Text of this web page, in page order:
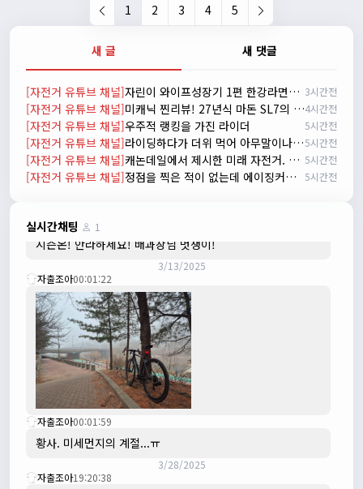
새 글 새 댓글
[자전거 유튜브 채널] 자린이 와이프성장기 1편 한강라면을 먹어보자~ 3시간전
[자전거 유튜브 채널] 미캐닉 찐리뷰! 27년식 마돈 SL7의 비밀4시간전
[자전거 유튜브 채널]우주적 랭킹을 가진 라이더 5시간전
[자전거 유튜브 채널] 라이딩하다가 더위 먹어 아무말이나 하는 신빵 인터뷰5시간전
[자전거 유튜브 채널] 캐논데일에서 제시한 미래 자전거. 캐논데일 시냅스 시승 리뷰 5시간전
[자전거 유튜브 채널] 정점을 찍은 적이 없는데 에이징커브라고? 5시간전
실시간채팅 1
2/20/2025
시즌이 곧 다가오네요 ^^ 모두 안전한 라이딩 하시기 바랍니
다
2/22/2025
자출조아18:44:23
넵!! 잔차나라도 시즌온과 함께 바쁜 하루하루 보내세요~~
3/1/2025
자출조아08:54:33
수도권은 3.1절 연휴 비소식...ㅠ ㅠ
JIWOON23:26:13
시즌온! 안라하세요! 배과장님 멋쟁이!
3/13/2025
자출조아00:01:22
자출조아00:01:59
황사. 미세먼지의 계절...ㅠ
3/28/2025
자출조아19:20:38
1
2 3 4 5